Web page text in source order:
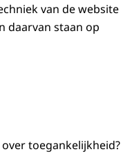
van de website
daarvan staan op
toegankelijkheid?